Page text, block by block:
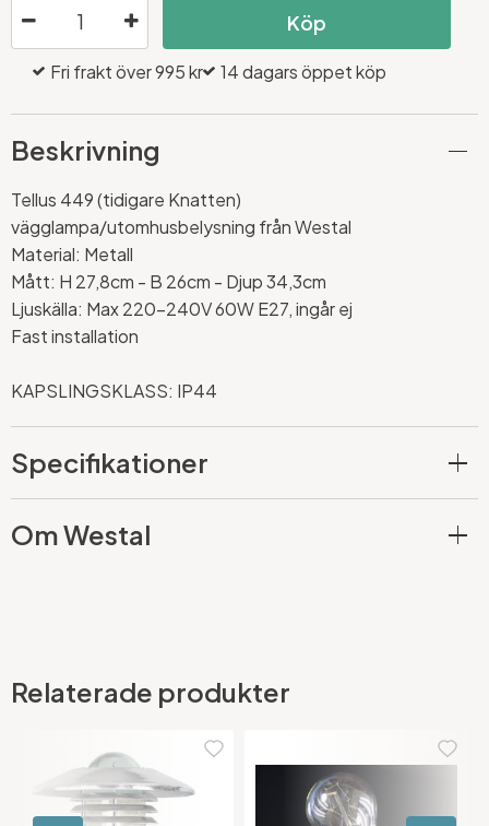
Köp
Fri frakt över 995 kr 14 dagars öppet köp
Beskrivning
Tellus 449 (tidigare Knatten)
vägglampa/utomhusbelysning från Westal
Material: Metall
Mått: H 27,8cm - B 26cm - Djup 34,3cm
Ljuskälla: Max 220-240V 60W E27, ingår ej
Fast installation
KAPSLINGSKLASS: IP44
Specifikationer
Om Westal
Relaterade produkter